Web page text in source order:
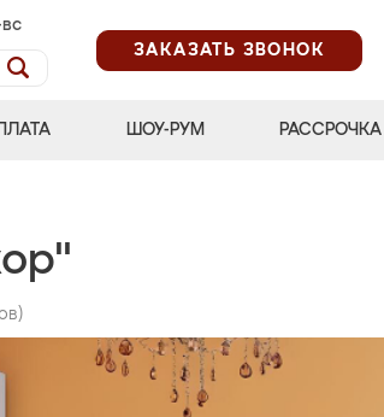
вс
ЗАКАЗАТЬ ЗВОНОК
ШОУ-РУМ РАССРОЧКА